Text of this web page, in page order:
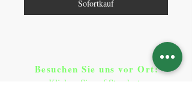
Sofortkauf
Besuchen Sie uns vor Ort​:
Klicken Sie auf Standorte